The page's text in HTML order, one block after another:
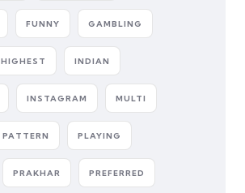
FUNNY GAMBLING
HIGHEST INDIAN
INSTAGRAM MULTI
PATTERN PLAYING
PRAKHAR PREFERRED